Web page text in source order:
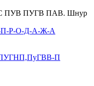
ПУВ ПУГВ ПАВ. Шнур
Р-О-Д-А-Ж-А
П